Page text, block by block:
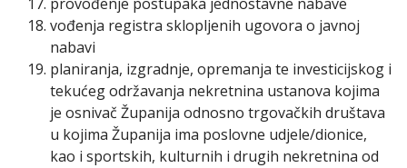
vođenja registra sklopljenih ugovora o javnoj
nabavi
planiranja, izgradnje, opremanja te investicijskog i
tekućeg održavanja nekretnina ustanova kojima
je osnivač Županija odnosno trgovačkih društava
u kojima Županija ima poslovne udjele/dionice,
kao i sportskih, kulturnih i drugih nekretnina od